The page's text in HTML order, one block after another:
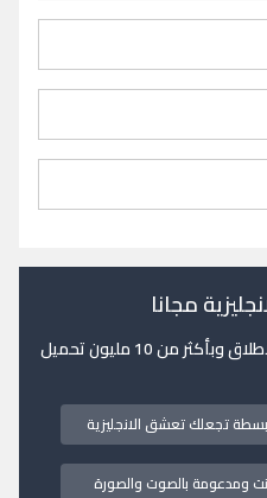
مجانا
من 10 مليون تحميل
تجعلك تعشق الانجليزية
ومدعومة بالصوت والصورة